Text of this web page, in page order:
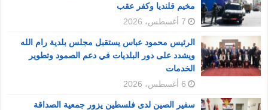
مخيم قلنديا وكفر عقب
7 أغسطس، 2026
الرئيس محمود عباس يستقبل مجلس بلدية رام الله
ويشدد على دور البلديات في دعم الصمود وتطوير
الخدمات
6 أغسطس، 2026
سفير الصين لدى فلسطين يزور جمعية الصداقة